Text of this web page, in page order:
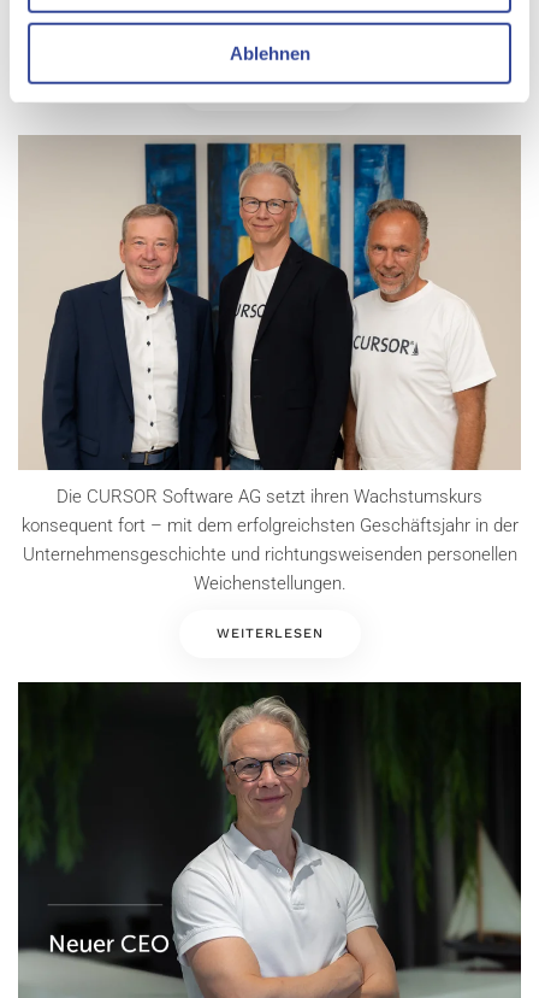
Ablehnen
Spotlight: Johannes Englisch aus unserem Product
WEITERLESEN
Die CURSOR Software AG setzt ihren Wachstumskurs
konsequent fort – mit dem erfolgreichsten Geschäftsjahr in der
Unternehmensgeschichte und richtungsweisenden personellen
Weichenstellungen.
WEITERLESEN